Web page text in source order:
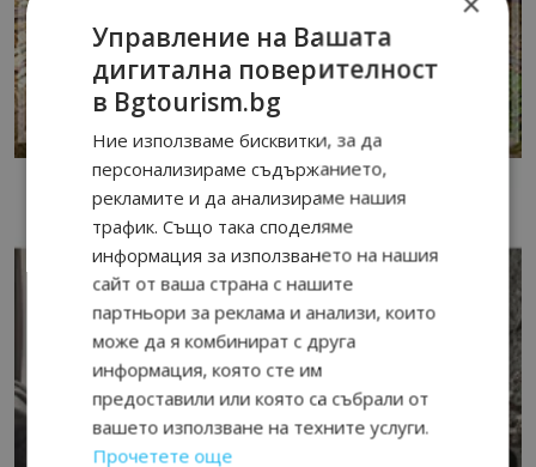
Управление на Вашата
дигитална поверителност
в Bgtourism.bg
Ние използваме бисквитки, за да
персонализираме съдържанието,
рекламите и да анализираме нашия
трафик. Също така споделяме
информация за използването на нашия
сайт от ваша страна с нашите
партньори за реклама и анализи, които
може да я комбинират с друга
информация, която сте им
предоставили или която са събрали от
вашето използване на техните услуги.
Прочетете още